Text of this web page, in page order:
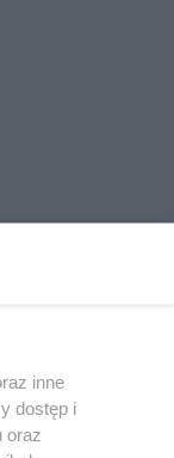
i
sposób (w
polu
w Internecie
inne
dostęp i
oraz